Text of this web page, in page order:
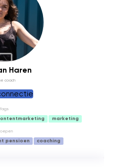
Haren
coach
Tags
marketing
pensioen coaching